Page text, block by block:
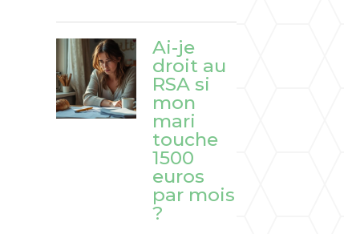
Ai-je
droit au
RSA si
mon
mari
touche
1500
euros
par mois
?